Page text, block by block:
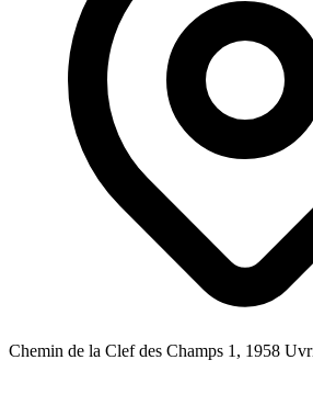
Chemin de la Clef des Champs 1, 1958